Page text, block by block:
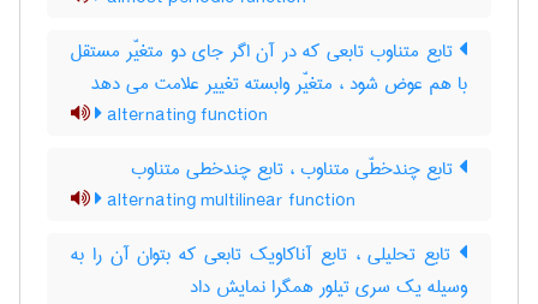
تابع متناوب تابعی که در آن اگر جای دو متغیّر مستقل
با هم عوض شود ، متغیّر وابسته تغییر علامت می دهد
alternating function
تابع چندخطّی متناوب ، تابع چندخطی متناوب
alternating multilinear function
تابع تحلیلی ، تابع آناکاویک تابعی که بتوان آن را به
وسیله یک سری تیلور همگرا نمایش داد